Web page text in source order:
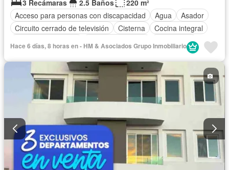
3 Recámaras
2.5 Baños
220 m²
Acceso para personas con discapacidad
Agua
Asador
Circuito cerrado de televisión
Cisterna
Cocina integral
Electricidad
Wifi Sin amueblar
Hace 6 días, 8 horas en - HM & Asociados Grupo Inmobiliario